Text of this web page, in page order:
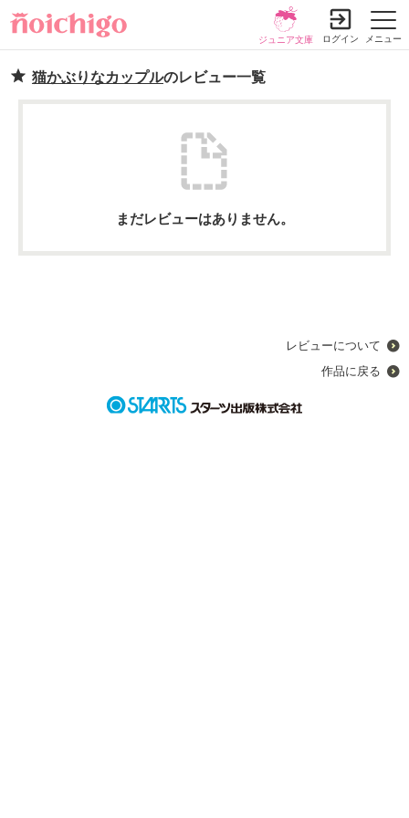
メニュー
ジュニア文庫 ログイン
猫かぶりなカップルのレビュー一覧
まだレビューはありません。
レビューについて
作品に戻る